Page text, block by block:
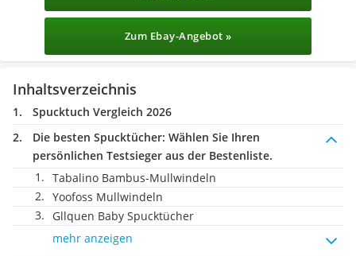
Zum Ebay-Angebot »
Inhaltsverzeichnis
Spucktuch Vergleich 2026
Die besten Spucktücher: Wählen Sie Ihren
persönlichen Testsieger aus der Bestenliste.
Tabalino Bambus-Mullwindeln
Yoofoss Mullwindeln
Gllquen Baby Spucktücher
mehr anzeigen